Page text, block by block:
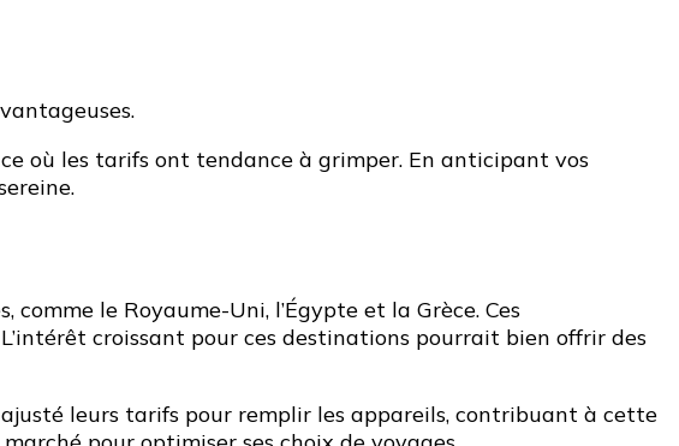
où les tarifs ont tendance à grimper. En anticipant vos
le Royaume-Uni, l’Égypte et la Grèce. Ces
croissant pour ces destinations pourrait bien offrir des
leurs tarifs pour remplir les appareils, contribuant à cette